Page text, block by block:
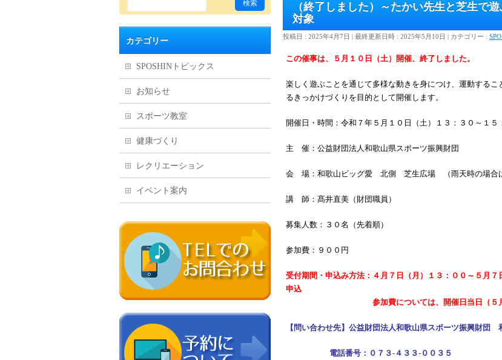
（終了しました）～たかい先生と芝生で
対象
投稿日 : 2025年4月7日 最終更新日時 : 2025年5月10日 カテゴリー :
この催事は、５月１０日（土）開催、終了しました。
楽しく遊ぶことを通じて多様な動きを身につけ、運動する
るきっかけづくりを目的として開催します。
開催日・時間：令和７年５月１０日（土）１３：３０～１５
主 催：公益財団法人和歌山県スポーツ振興財団
会 場：和歌山ビッグ愛 北側 芝生広場 （雨天時の場合は
講 師：髙井直美（財団職員）
募集人数：３０名（先着順）
参加費：９００円
受付期間・申込み方法：４月７日（月）１３：００～５月
申込
参加費については、開催日当日（５月１０日
【問い合わせ先】公益財団法人和歌山県スポーツ振興財団
電話番号：０７３‐４３３‐００３５
カテゴリー
SPOSHINトピックス
お知らせ
スポーツ教室
健康づくり
レクリエーション
イベント案内